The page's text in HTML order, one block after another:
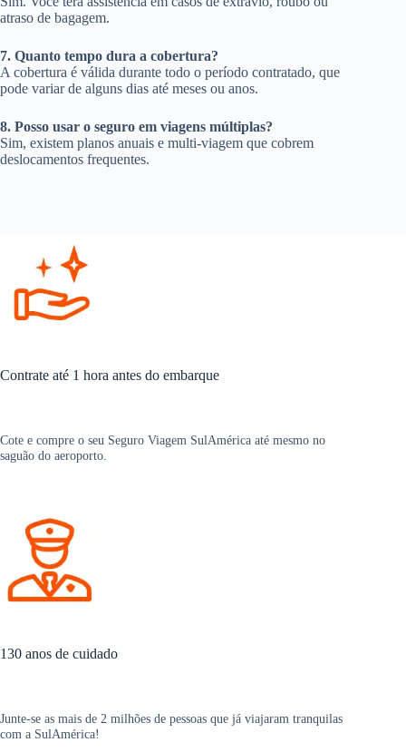
atraso de bagagem.
7. Quanto tempo dura a cobertura?
A cobertura é válida durante todo o período contratado, que
pode variar de alguns dias até meses ou anos.
8. Posso usar o seguro em viagens múltiplas?
Sim, existem planos anuais e multi-viagem que cobrem
deslocamentos frequentes.
Contrate até 1 hora antes do embarque
Cote e compre o seu Seguro Viagem SulAmérica até mesmo no
saguão do aeroporto.
130 anos de cuidado
Junte-se as mais de 2 milhões de pessoas que já viajaram tranquilas
com a SulAmérica!